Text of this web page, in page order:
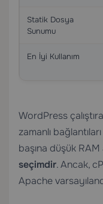
Statik Dosya
Sunumu
En İyi Kullanım
WordPress
zamanlı
başına düşük
seçimdir. Ancak,
Apache